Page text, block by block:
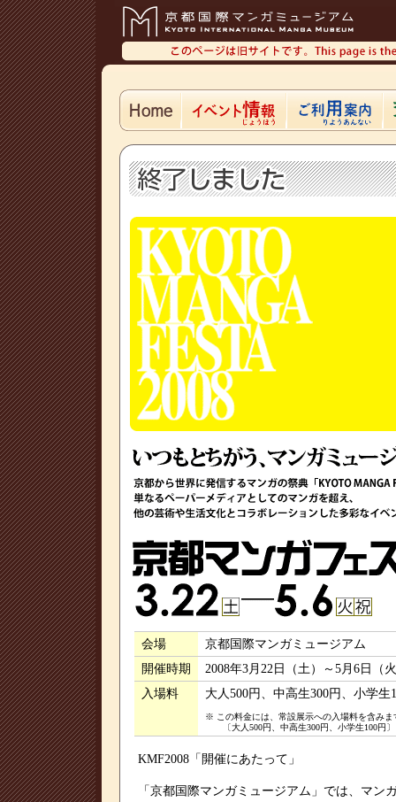
会場
京都国際マンガミュージアム
開催時期
2008年3月22日（土）～5月6日（
入場料
大人500円、中高生300円、小学生
※ この料金には、常設展示への入場料を含みま
〔大人500円、中高生300円、小学生100円〕
KMF2008「開催にあたって」
「京都国際マンガミュージアム」では、マン